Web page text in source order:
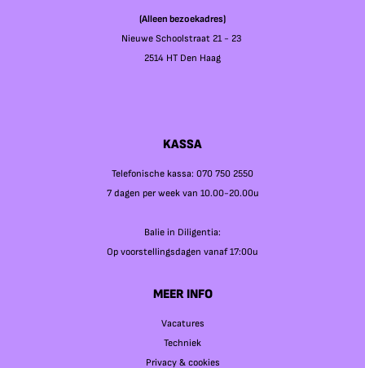
(Alleen bezoekadres)
Nieuwe Schoolstraat 21 - 23
2514 HT Den Haag
KASSA
Telefonische kassa: 070 750 2550
7 dagen per week van 10.00-20.00u
Balie in Diligentia:
Op voorstellingsdagen vanaf 17:00u
MEER INFO
Vacatures
Techniek
Privacy & cookies